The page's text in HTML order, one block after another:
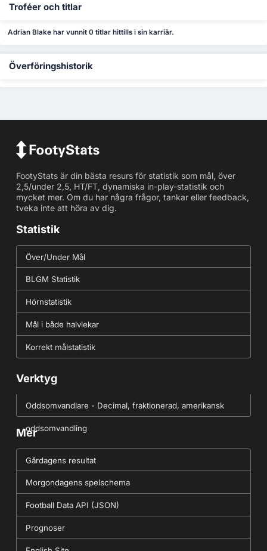
Troféer och titlar
Adrian Blake har vunnit 0 titlar hittills i sin karriär.
Överföringshistorik
FootyStats är din bästa resurs för statistik som mål, över
2,5/under 2,5, HT/FT, dynamiska in-play-statistik och
mycket mer. Om du har några frågor, tankar eller feedback,
tveka inte att höra av dig.
Statistik
Över/Under Mål
BLGM Statistik
Hörnstatistik
Mål i både halvlekar
Korrekt målstatistik
Verktyg
Oddsomvandlare - Decimal, fraktionerad, amerikansk
oddsomvandling
Mer
Gårdagens resultat
Morgondagens spelschema
Football Data API (JSON)
Prognoser